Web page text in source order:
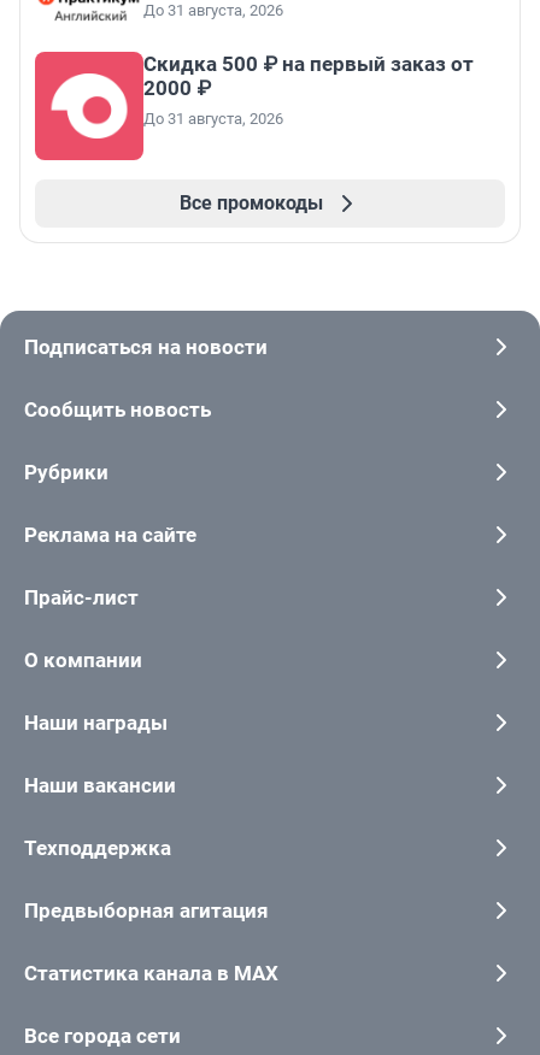
До 31 августа, 2026
Скидка 500 ₽ на первый заказ от
2000 ₽
До 31 августа, 2026
Все промокоды
Подписаться на новости
Сообщить новость
Рубрики
Реклама на сайте
Прайс-лист
О компании
Наши награды
Наши вакансии
Техподдержка
Предвыборная агитация
Статистика канала в MAX
Все города сети